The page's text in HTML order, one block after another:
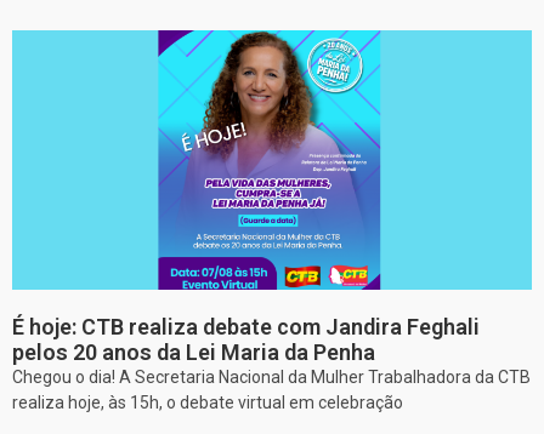
É hoje: CTB realiza debate com Jandira Feghali
pelos 20 anos da Lei Maria da Penha
Chegou o dia! A Secretaria Nacional da Mulher Trabalhadora da CTB
realiza hoje, às 15h, o debate virtual em celebração